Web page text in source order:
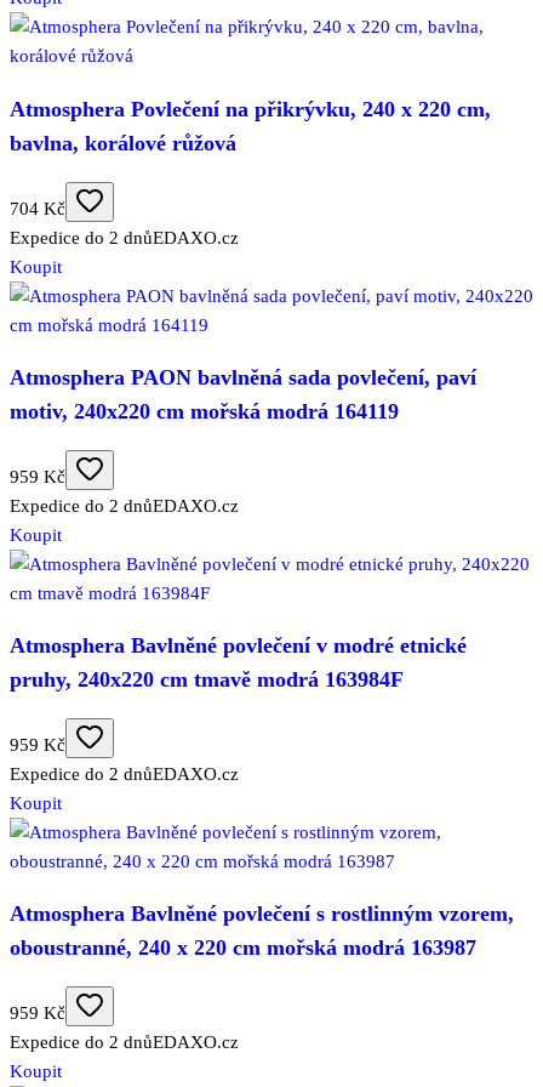
Atmosphera Povlečení na přikrývku, 240 x 220 cm,
bavlna, korálové růžová
704 Kč
Expedice do 2 dnůEDAXO.cz
Koupit
Atmosphera PAON bavlněná sada povlečení, paví
motiv, 240x220 cm mořská modrá 164119
959 Kč
Expedice do 2 dnůEDAXO.cz
Koupit
Atmosphera Bavlněné povlečení v modré etnické
pruhy, 240x220 cm tmavě modrá 163984F
959 Kč
Expedice do 2 dnůEDAXO.cz
Koupit
Atmosphera Bavlněné povlečení s rostlinným vzorem,
oboustranné, 240 x 220 cm mořská modrá 163987
959 Kč
Expedice do 2 dnůEDAXO.cz
Koupit